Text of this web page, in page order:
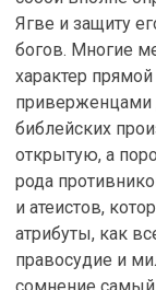
Ягве и защиту
богов. Многие
характер
приверженцами
библейских
открытую, а
рода
и атеистов,
атрибуты, как
правосудие и